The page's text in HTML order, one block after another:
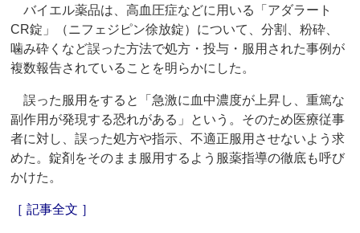
バイエル薬品は、高血圧症などに用いる「アダラート
CR錠」（ニフェジピン徐放錠）について、分割、粉砕、
噛み砕くなど誤った方法で処方・投与・服用された事例が
複数報告されていることを明らかにした。
誤った服用をすると「急激に血中濃度が上昇し、重篤な
副作用が発現する恐れがある」という。そのため医療従事
者に対し、誤った処方や指示、不適正服用させないよう求
めた。錠剤をそのまま服用するよう服薬指導の徹底も呼び
かけた。
［ 記事全文 ］